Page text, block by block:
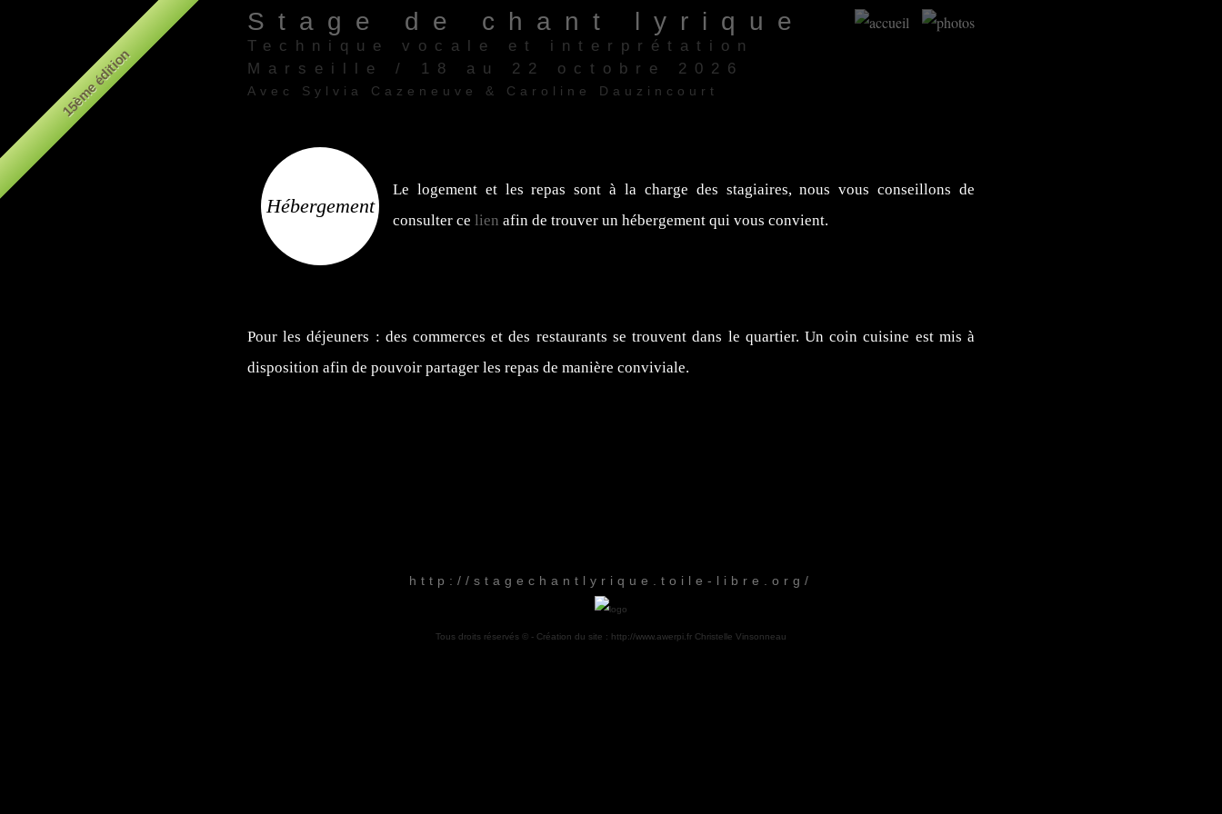
15ème édition
Stage de chant lyrique avec Sylvia
Technique vocale et interprétation
Marseille / 18 au 22 octobre 2026
Avec Sylvia Cazeneuve & Caroline Dauzincourt
Hébergement
Le logement et les repas sont à la charge des stagiaires, nous vous conseillons de
consulter ce lien afin de trouver un hébergement qui vous convient.
Pour les déjeuners : des commerces et des restaurants se trouvent dans le quartier. Un coin cuisine est mis à
disposition afin de pouvoir partager les repas de manière conviviale.
http://stagechantlyrique.toile-libre.org/
Tous droits réservés © - Création du site : http://www.awerpi.fr Christelle Vinsonneau